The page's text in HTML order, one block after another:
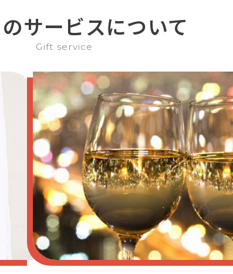
サービスについて
Gift service